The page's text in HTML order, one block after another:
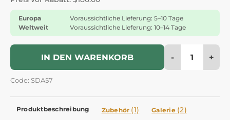
Europa
Voraussichtliche Lieferung: 5–10 Tage
Weltweit
Voraussichtliche Lieferung: 10–14 Tage
IN DEN WARENKORB - +
Code: SDA57
Produktbeschreibung Zubehör (1) Galerie (2)